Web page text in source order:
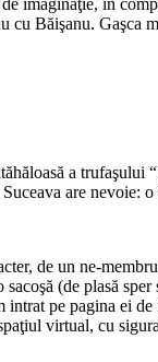
Băişanu. Gaşca
a
are nevoie:
de un ne-
(de plasă
intrat pe pagina ei
virtual, cu